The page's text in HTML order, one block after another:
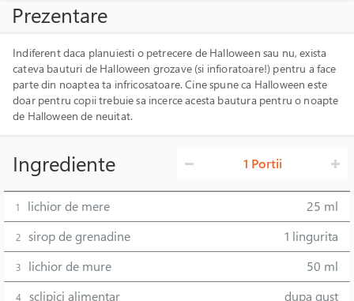
Prezentare
Indiferent daca planuiesti o petrecere de Halloween sau nu, exista
cateva bauturi de Halloween grozave (si infioratoare!) pentru a face
parte din noaptea ta infricosatoare. Cine spune ca Halloween este
doar pentru copii trebuie sa incerce acesta bautura pentru o noapte
de Halloween de neuitat.
Ingrediente 1 Portii
1 lichior de mere 25 ml
2 sirop de grenadine 1 lingurita
3 lichior de mure 50 ml
4 sclipici alimentar dupa gust